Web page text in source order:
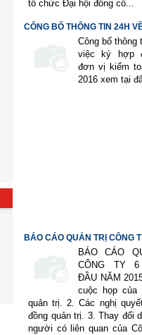
tổ chức Đại hội đồng cổ...
CÔNG BỐ THÔNG TIN 24H
Công bố thông
việc ký hợp
đơn vị kiểm
2016 xem tại
BÁO CÁO QUẢN TRỊ CÔNG
BÁO CÁO
CÔNG TY 6
ĐẦU NĂM
cuộc họp của
quản trị. 2. Các nghị
đồng quản trị. 3. Thay đổi
người có liên quan của